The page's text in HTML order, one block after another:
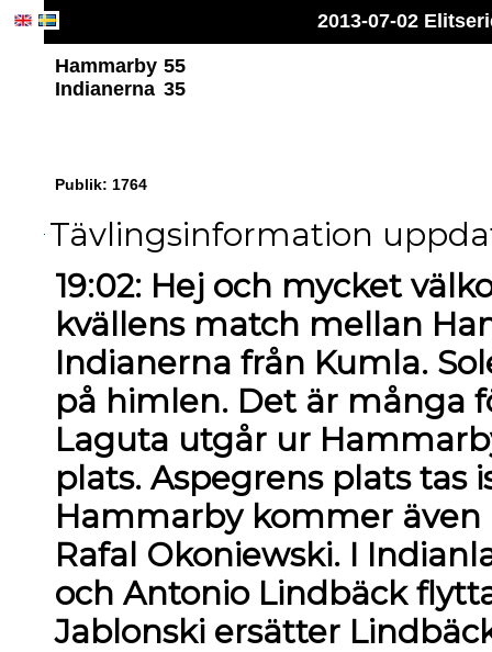
2013-07-02
Hammarby 55
Indianerna 35
Publik: 1764
Tävlingsinformation
19:02: Hej och mycket
kvällens match mellan
Indianerna från Kumla.
på himlen. Det är många
Laguta utgår ur
plats. Aspegrens plats tas
Hammarby kommer även
Rafal Okoniewski. I
och Antonio Lindbäck
Jablonski ersätter